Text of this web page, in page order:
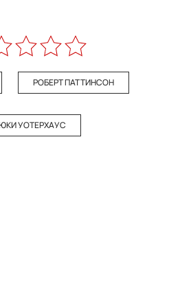
РОБЕРТ ПАТТИНСОН
УОТЕРХАУС